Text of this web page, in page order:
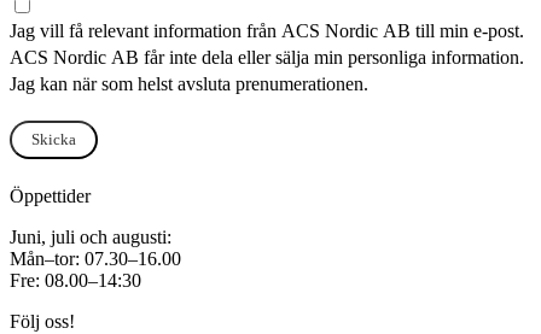
Jag vill få relevant information från ACS Nordic AB till min e-post.
ACS Nordic AB får inte dela eller sälja min personliga information.
Jag kan när som helst avsluta prenumerationen.
Skicka
Öppettider
Juni, juli och augusti:
Mån–tor: 07.30–16.00
Fre: 08.00–14:30
Följ oss!